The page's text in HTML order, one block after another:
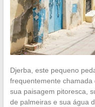
Djerba, este pequeno
frequentemente
sua paisagem pitoresca,
de palmeiras e sua água